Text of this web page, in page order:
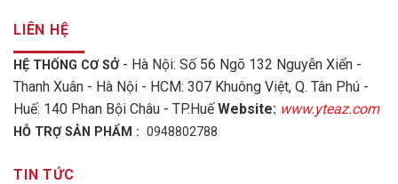
LIÊN HỆ
HỆ THỐNG CƠ SỞ - Hà Nội: Số 56 Ngõ 132 Nguyễn Xiển -
Thanh Xuân - Hà Nội - HCM: 307 Khuông Việt, Q. Tân Phú -
Huế: 140 Phan Bội Châu - TP.HuếWebsite: www.yteaz.com
HỖ TRỢ SẢN PHẨM : 0948802788
TIN TỨC